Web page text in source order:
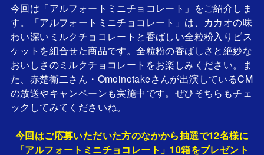
今回は「アルフォートミニチョコレート」をご紹介しま
す。「アルフォートミニチョコレート」は、カカオの味
わい深いミルクチョコレートと香ばしい全粒粉入りビス
ケットを組合せた商品です。全粒粉の香ばしさと絶妙な
おいしさのミルクチョコレートをお楽しみください。ま
た、赤楚衛二さん・Omoinotakeさんが出演しているCM
の放送やキャンペーンも実施中です。ぜひそちらもチェ
ックしてみてくださいね。
今回はご応募いただいた方のなかから抽選で12名様に
「アルフォートミニチョコレート」10箱をプレゼント